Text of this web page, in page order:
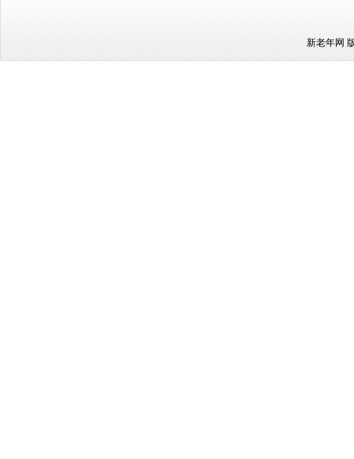
新老年网